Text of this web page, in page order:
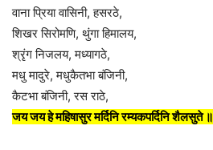
वाना प्रिया वासिनी, हसरठे,
शिखर सिरोमणि, थुंगा हिमालय,
श्रृंग निजलय, मध्यागठे,
मधु मादुरे, मधुकैतभा बंजिनी,
कैटभा बंजिनी, रस राठे,
जय जय हे महिषासुर मर्दिनि रम्यकपर्दिनि शैलसुते ॥